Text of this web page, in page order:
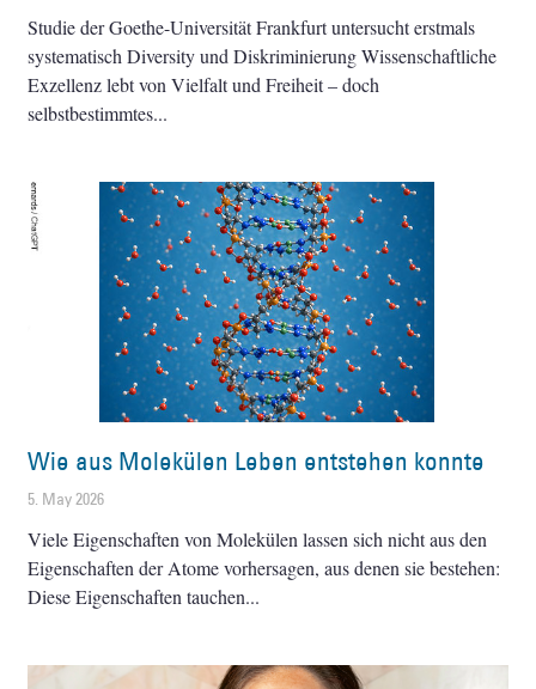
Studie der Goethe-Universität Frankfurt untersucht erstmals
systematisch Diversity und Diskriminierung Wissenschaftliche
Exzellenz lebt von Vielfalt und Freiheit – doch
selbstbestimmtes
Wie aus Molekülen Leben entstehen konnte
5. May 2026
Viele Eigenschaften von Molekülen lassen sich nicht aus den
Eigenschaften der Atome vorhersagen, aus denen sie bestehen:
Diese Eigenschaften tauchen